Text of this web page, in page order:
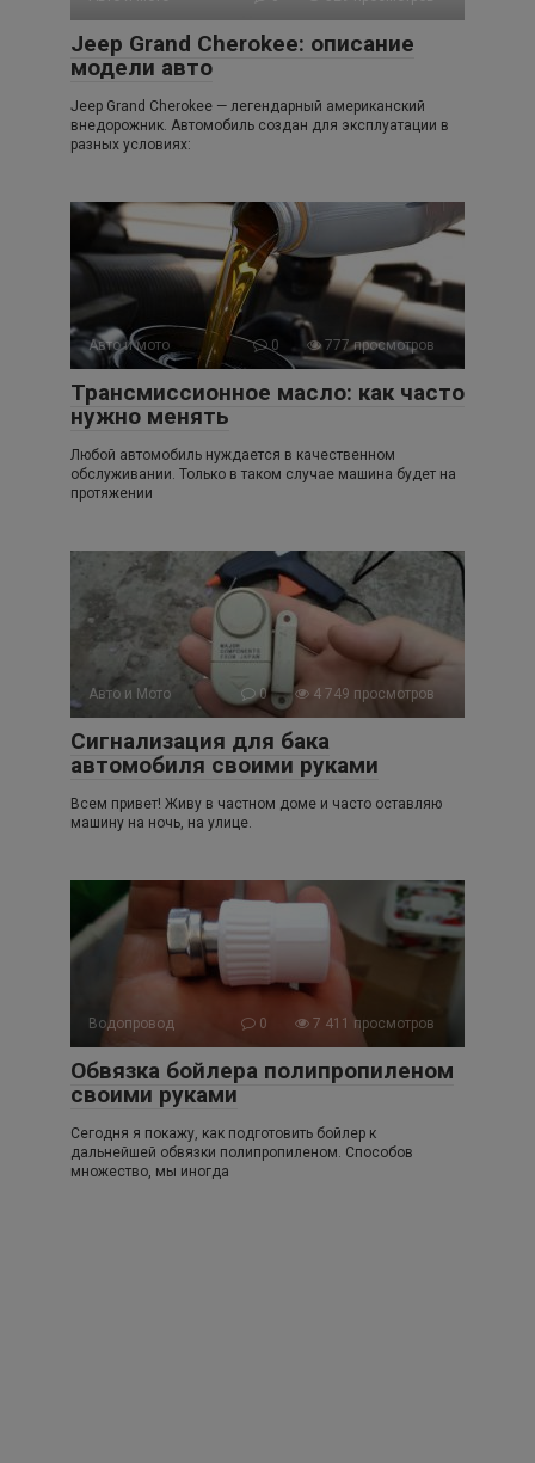
Jeep Grand Cherokee: описание
модели авто
Jeep Grand Cherokee — легендарный американский
внедорожник. Автомобиль создан для эксплуатации в
разных условиях:
Авто и мото 0 777 просмотров
Трансмиссионное масло: как часто
нужно менять
Любой автомобиль нуждается в качественном
обслуживании. Только в таком случае машина будет на
протяжении
Авто и Мото 0 4 749 просмотров
Сигнализация для бака
автомобиля своими руками
Всем привет! Живу в частном доме и часто оставляю
машину на ночь, на улице.
Водопровод 0 7 411 просмотров
Обвязка бойлера полипропиленом
своими руками
Сегодня я покажу, как подготовить бойлер к
дальнейшей обвязки полипропиленом. Способов
множество, мы иногда